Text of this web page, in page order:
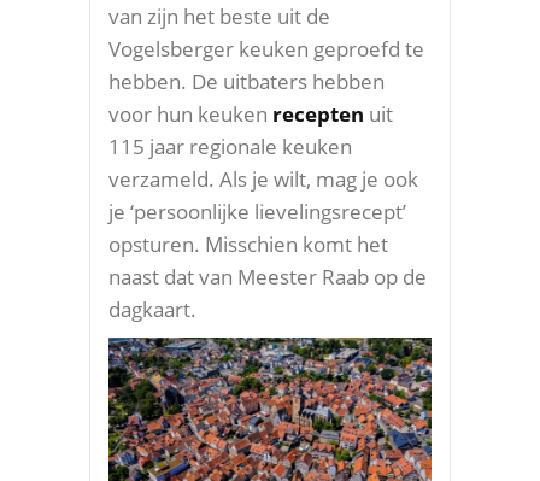
van zijn het beste uit de
Vogelsberger keuken geproefd te
hebben. De uitbaters hebben
voor hun keuken recepten uit
115 jaar regionale keuken
verzameld. Als je wilt, mag je ook
je ‘persoonlijke lievelingsrecept’
opsturen. Misschien komt het
naast dat van Meester Raab op de
dagkaart.